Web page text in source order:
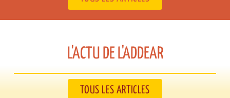
L'ACTU DE L'ADDEAR​
TOUS LES ARTICLES